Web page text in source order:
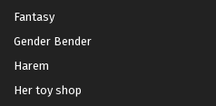
Fantasy
Gender Bender
Harem
Her toy shop